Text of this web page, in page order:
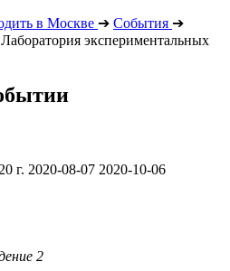
в Москве ➔ События ➔
Лаборатория экспериментальных
г. 2020-08-07 2020-10-06
2